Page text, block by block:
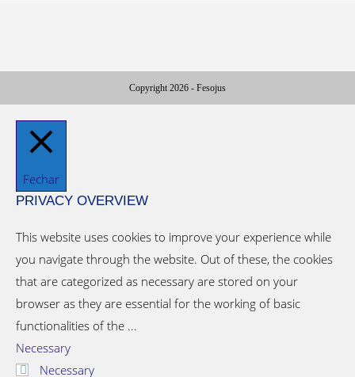
Copyright 2026 - Fesojus
Fechar
PRIVACY OVERVIEW
This website uses cookies to improve your experience while
you navigate through the website. Out of these, the cookies
that are categorized as necessary are stored on your
browser as they are essential for the working of basic
functionalities of the ...
Necessary
Necessary